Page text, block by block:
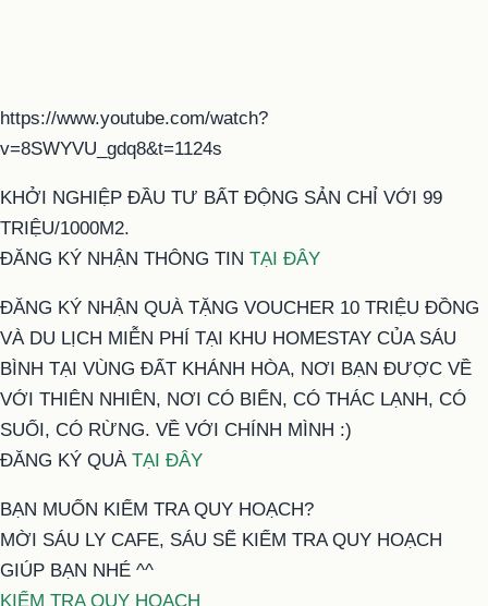
https://www.youtube.com/watch?
v=8SWYVU_gdq8&t=1124s
KHỞI NGHIỆP ĐẦU TƯ BẤT ĐỘNG SẢN CHỈ VỚI 99
TRIỆU/1000M2.
ĐĂNG KÝ NHẬN THÔNG TIN TẠI ĐÂY
ĐĂNG KÝ NHẬN QUÀ TẶNG VOUCHER 10 TRIỆU ĐỒNG
VÀ DU LỊCH MIỄN PHÍ TẠI KHU HOMESTAY CỦA SÁU
BÌNH TẠI VÙNG ĐẤT KHÁNH HÒA, NƠI BẠN ĐƯỢC VỀ
VỚI THIÊN NHIÊN, NƠI CÓ BIỂN, CÓ THÁC LẠNH, CÓ
SUỐI, CÓ RỪNG. VỀ VỚI CHÍNH MÌNH :)
ĐĂNG KÝ QUÀ TẠI ĐÂY
BẠN MUỐN KIỂM TRA QUY HOẠCH?
MỜI SÁU LY CAFE, SÁU SẼ KIỂM TRA QUY HOẠCH
GIÚP BẠN NHÉ ^^
KIỂM TRA QUY HOẠCH